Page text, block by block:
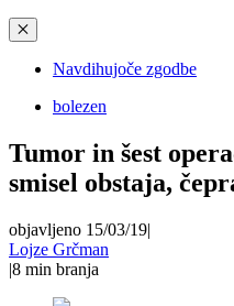
✕
Navdihujoče zgodbe
bolezen
Tumor in šest
smisel obstaja,
objavljeno 15/03/19|
Lojze Grčman
|8 min branja